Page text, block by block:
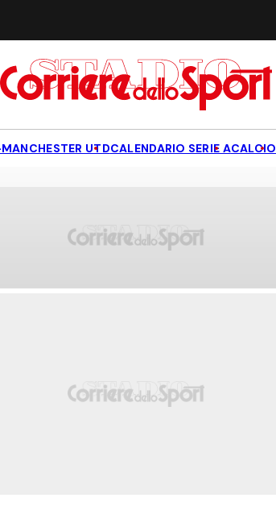
UTDCALENDARIO SERIE ACALCIO